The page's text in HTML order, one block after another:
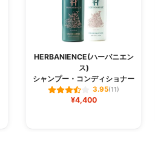
HERBANIENCE(ハーバニエン
ス)
シャンプー・コンディショナー
3.95(11)
¥4,400